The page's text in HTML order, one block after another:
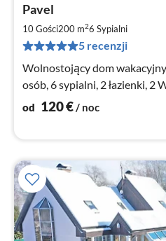
Pavel
10 Gości200 m26 Sypialni
5 recenzji
Wolnostojący dom
osób, 6 sypialni, 2 łazienki, 2
od 120€/ noc